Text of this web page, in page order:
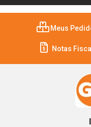
Meus
Notas